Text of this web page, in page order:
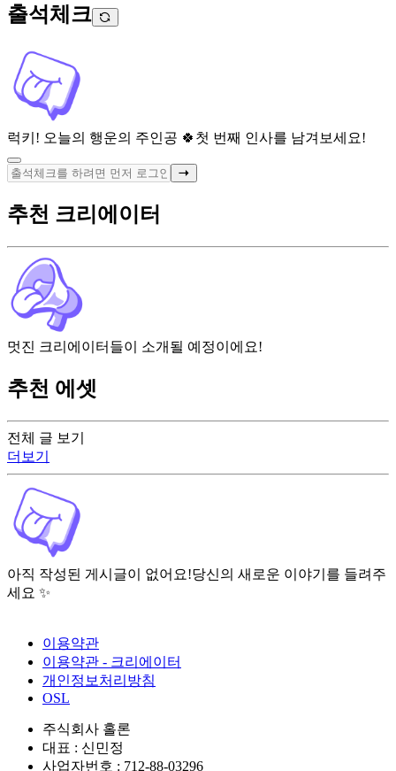
출석체크
럭키! 오늘의 행운의 주인공 🍀 첫 번째 인사를 남겨보세요!
전체 글 보기
더보기
아직 작성된 게시글이 없어요!당신의 새로운 이야기를 들려주
세요 ✨
추천 크리에이터
멋진 크리에이터들이 소개될 예정이에요!
추천 에셋
이용약관
이용약관 - 크리에이터
개인정보처리방침
OSL
주식회사 홀론
대표 : 신민정
사업자번호 : 712-88-03296